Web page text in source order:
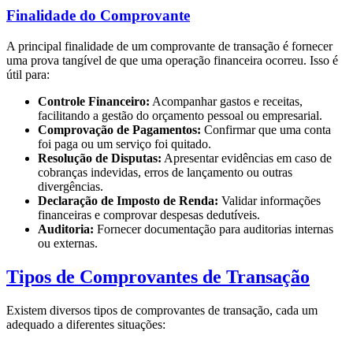
Finalidade do Comprovante
A principal finalidade de um comprovante de transação é fornecer
uma prova tangível de que uma operação financeira ocorreu. Isso é
útil para:
Controle Financeiro: Acompanhar gastos e receitas,
facilitando a gestão do orçamento pessoal ou empresarial.
Comprovação de Pagamentos: Confirmar que uma conta
foi paga ou um serviço foi quitado.
Resolução de Disputas: Apresentar evidências em caso de
cobranças indevidas, erros de lançamento ou outras
divergências.
Declaração de Imposto de Renda: Validar informações
financeiras e comprovar despesas dedutíveis.
Auditoria: Fornecer documentação para auditorias internas
ou externas.
Tipos de Comprovantes de Transação
Existem diversos tipos de comprovantes de transação, cada um
adequado a diferentes situações: